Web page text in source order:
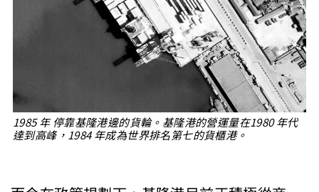
1985 年 停靠基隆港邊的貨輪。基隆港的營運量在1980 年代
達到高峰，1984 年成為世界排名第七的貨櫃港。